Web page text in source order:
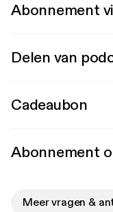
Abonnement
Delen van
Cadeaubon
Abonnement
Meer vragen &